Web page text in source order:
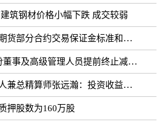
筑钢材价格小幅下跌 成交较弱
分合约交易保证金标准和涨跌停板幅度
管理人员提前终止减持计划暨减持股份结果公告
远瀚：投资收益率不存在利差损风险，长期仍向好
押股数为160万股